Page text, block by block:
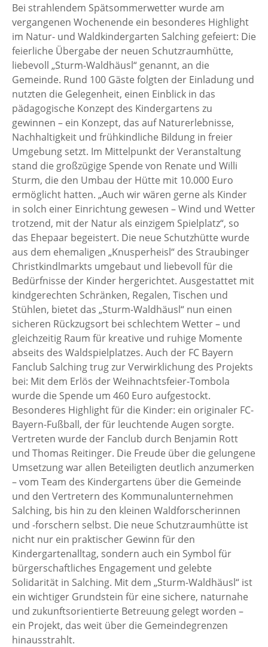
Bei strahlendem Spätsommerwetter wurde am
vergangenen Wochenende ein besonderes Highlight
im Natur- und Waldkindergarten Salching gefeiert: Die
feierliche Übergabe der neuen Schutzraumhütte,
liebevoll „Sturm-Waldhäusl“ genannt, an die
Gemeinde. Rund 100 Gäste folgten der Einladung und
nutzten die Gelegenheit, einen Einblick in das
pädagogische Konzept des Kindergartens zu
gewinnen – ein Konzept, das auf Naturerlebnisse,
Nachhaltigkeit und frühkindliche Bildung in freier
Umgebung setzt. Im Mittelpunkt der Veranstaltung
stand die großzügige Spende von Renate und Willi
Sturm, die den Umbau der Hütte mit 10.000 Euro
ermöglicht hatten. „Auch wir wären gerne als Kinder
in solch einer Einrichtung gewesen – Wind und Wetter
trotzend, mit der Natur als einzigem Spielplatz“, so
das Ehepaar begeistert. Die neue Schutzhütte wurde
aus dem ehemaligen „Knusperheisl“ des Straubinger
Christkindlmarkts umgebaut und liebevoll für die
Bedürfnisse der Kinder hergerichtet. Ausgestattet mit
kindgerechten Schränken, Regalen, Tischen und
Stühlen, bietet das „Sturm-Waldhäusl“ nun einen
sicheren Rückzugsort bei schlechtem Wetter – und
gleichzeitig Raum für kreative und ruhige Momente
abseits des Waldspielplatzes. Auch der FC Bayern
Fanclub Salching trug zur Verwirklichung des Projekts
bei: Mit dem Erlös der Weihnachtsfeier-Tombola
wurde die Spende um 460 Euro aufgestockt.
Besonderes Highlight für die Kinder: ein originaler FC-
Bayern-Fußball, der für leuchtende Augen sorgte.
Vertreten wurde der Fanclub durch Benjamin Rott
und Thomas Reitinger. Die Freude über die gelungene
Umsetzung war allen Beteiligten deutlich anzumerken
– vom Team des Kindergartens über die Gemeinde
und den Vertretern des Kommunalunternehmen
Salching, bis hin zu den kleinen Waldforscherinnen
und -forschern selbst. Die neue Schutzraumhütte ist
nicht nur ein praktischer Gewinn für den
Kindergartenalltag, sondern auch ein Symbol für
bürgerschaftliches Engagement und gelebte
Solidarität in Salching. Mit dem „Sturm-Waldhäusl“ ist
ein wichtiger Grundstein für eine sichere, naturnahe
und zukunftsorientierte Betreuung gelegt worden –
ein Projekt, das weit über die Gemeindegrenzen
hinausstrahlt.